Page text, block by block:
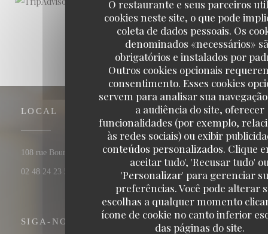
O restaurante e seus parceiros
cookies neste site, o que pode
coleta de dados pessoais. Os
denominados «necessários»
obrigatórios e instalados por
Outros cookies opcionais
consentimento. Esses cookies
servem para analisar sua
a audiência do site, oferecer
funcionalidades (por exemplo,
às redes sociais) ou exibir
conteúdos personalizados. Clique
aceitar tudo', 'Recusar tudo'
'Personalizar' para gerenciar
preferências. Você pode alterar
escolhas a qualquer momento
ícone de cookie no canto inferior
das páginas do site.
LOCAL
108 rue Bourbonnoux - vieux bourges 18000 BOURGES((abre numa
02 48 24 23 59
SIGA-NOS